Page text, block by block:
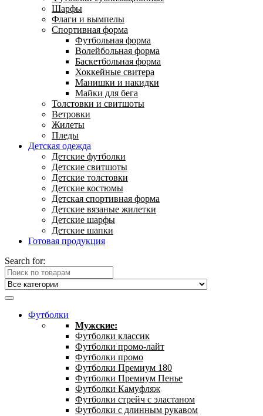
Шарфы
Флаги и вымпелы
Спортивная форма
Футбольная форма
Волейбольная форма
Баскетбольная форма
Хоккейные свитера
Манишки и накидки
Майки для бега
Толстовки и свитшоты
Ветровки
Жилеты
Пледы
Детская одежда
Детские футболки
Детские свитшоты
Детские толстовки
Детские костюмы
Детская спортивная форма
Детские вязаные жилетки
Детские шарфы
Детские шапки
Готовая продукция
Search for:
Футболки
Мужские:
Футболки классик
Футболки промо-лайт
Футболки промо
Футболки Премиум 180
Футболки Премиум Пенье
Футболки Камуфляж
Футболки стрейч с эластаном
Футболки с длинным рукавом